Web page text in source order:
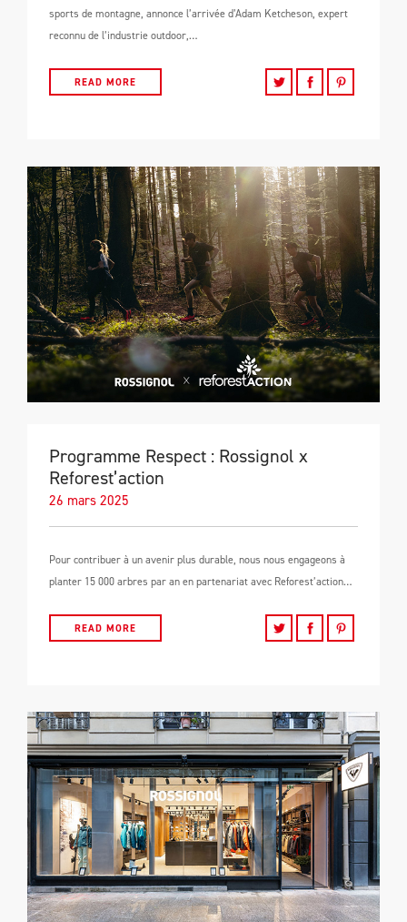
sports de montagne, annonce l’arrivée d’Adam Ketcheson, expert
reconnu de l’industrie outdoor,…
READ MORE
Programme Respect : Rossignol x
Reforest’action
26 mars 2025
Pour contribuer à un avenir plus durable, nous nous engageons à
planter 15 000 arbres par an en partenariat avec Reforest’action…
READ MORE